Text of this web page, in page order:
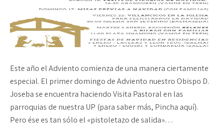
Este año el Adviento comienza de una manera ciertamente
especial. El primer domingo de Adviento nuestro Obispo D.
Joseba se encuentra haciendo Visita Pastoral en las
parroquias de nuestra UP (para saber más, Pincha aquí).
Pero ése es tan sólo el «pistoletazo de salida»…